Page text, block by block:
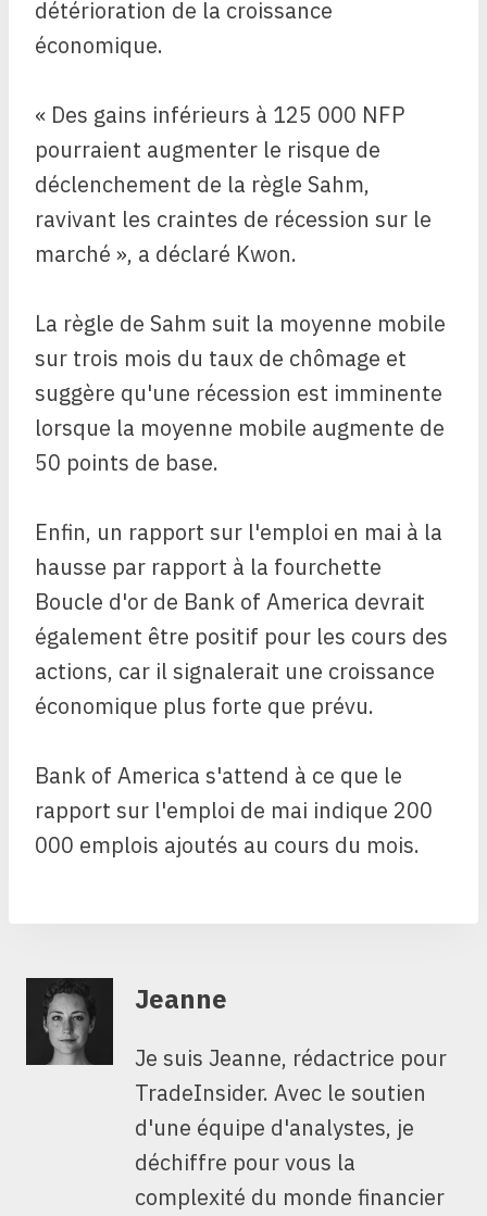
détérioration de la croissance
économique.
« Des gains inférieurs à 125 000 NFP
pourraient augmenter le risque de
déclenchement de la règle Sahm,
ravivant les craintes de récession sur le
marché », a déclaré Kwon.
La règle de Sahm suit la moyenne mobile
sur trois mois du taux de chômage et
suggère qu'une récession est imminente
lorsque la moyenne mobile augmente de
50 points de base.
Enfin, un rapport sur l'emploi en mai à la
hausse par rapport à la fourchette
Boucle d'or de Bank of America devrait
également être positif pour les cours des
actions, car il signalerait une croissance
économique plus forte que prévu.
Bank of America s'attend à ce que le
rapport sur l'emploi de mai indique 200
000 emplois ajoutés au cours du mois.
Jeanne
Je suis Jeanne, rédactrice pour
TradeInsider. Avec le soutien
d'une équipe d'analystes, je
déchiffre pour vous la
complexité du monde financier